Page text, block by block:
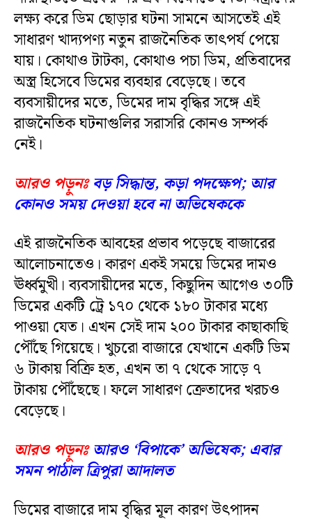
লক্ষ্য করে ডিম ছোড়ার ঘটনা সামনে আসতেই এই
সাধারণ খাদ্যপণ্য নতুন রাজনৈতিক তাৎপর্য পেয়ে
যায়। কোথাও টাটকা, কোথাও পচা ডিম, প্রতিবাদের
অস্ত্র হিসেবে ডিমের ব্যবহার বেড়েছে। তবে
ব্যবসায়ীদের মতে, ডিমের দাম বৃদ্ধির সঙ্গে এই
রাজনৈতিক ঘটনাগুলির সরাসরি কোনও সম্পর্ক
নেই।
আরও পড়ুনঃ বড় সিদ্ধান্ত, কড়া পদক্ষেপ; আর
কোনও সময় দেওয়া হবে না অভিষেককে
এই রাজনৈতিক আবহের প্রভাব পড়েছে বাজারের
আলোচনাতেও। কারণ একই সময়ে ডিমের দামও
ঊর্ধ্বমুখী। ব্যবসায়ীদের মতে, কিছুদিন আগেও ৩০টি
ডিমের একটি ট্রে ১৭০ থেকে ১৮০ টাকার মধ্যে
পাওয়া যেত। এখন সেই দাম ২০০ টাকার কাছাকাছি
পৌঁছে গিয়েছে। খুচরো বাজারে যেখানে একটি ডিম
৬ টাকায় বিক্রি হত, এখন তা ৭ থেকে সাড়ে ৭
টাকায় পৌঁছেছে। ফলে সাধারণ ক্রেতাদের খরচও
বেড়েছে।
আরও পড়ুনঃ আরও ‘বিপাকে’ অভিষেক; এবার
সমন পাঠাল ত্রিপুরা আদালত
ডিমের বাজারে দাম বৃদ্ধির মূল কারণ উৎপাদন